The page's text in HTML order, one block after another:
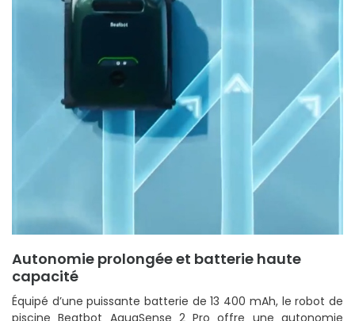
Autonomie prolongée et batterie haute
capacité
Équipé d’une puissante batterie de 13 400 mAh, le robot de
piscine Beatbot AquaSense 2 Pro offre une autonomie